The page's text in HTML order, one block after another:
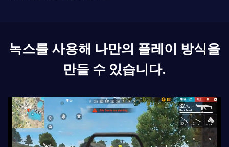
녹스를 사용해 나만의 플레이 방식을
만들 수 있습니다.